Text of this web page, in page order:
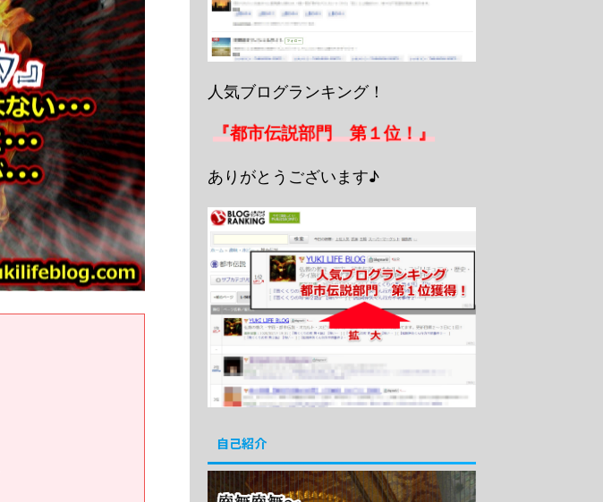
人気ブログランキング！
『都市伝説部門 第１位！』
ありがとうございます♪
自己紹介